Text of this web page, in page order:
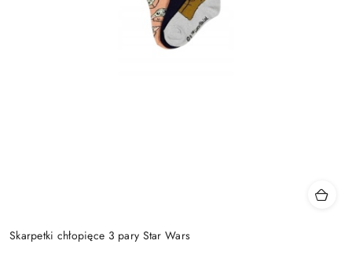
Skarpetki chłopięce 3 pary Star Wars